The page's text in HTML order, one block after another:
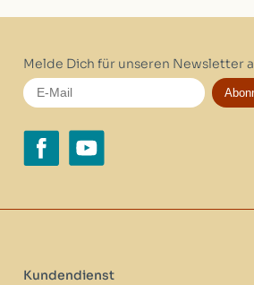
Melde Dich für unseren Newsletter
Kundendienst